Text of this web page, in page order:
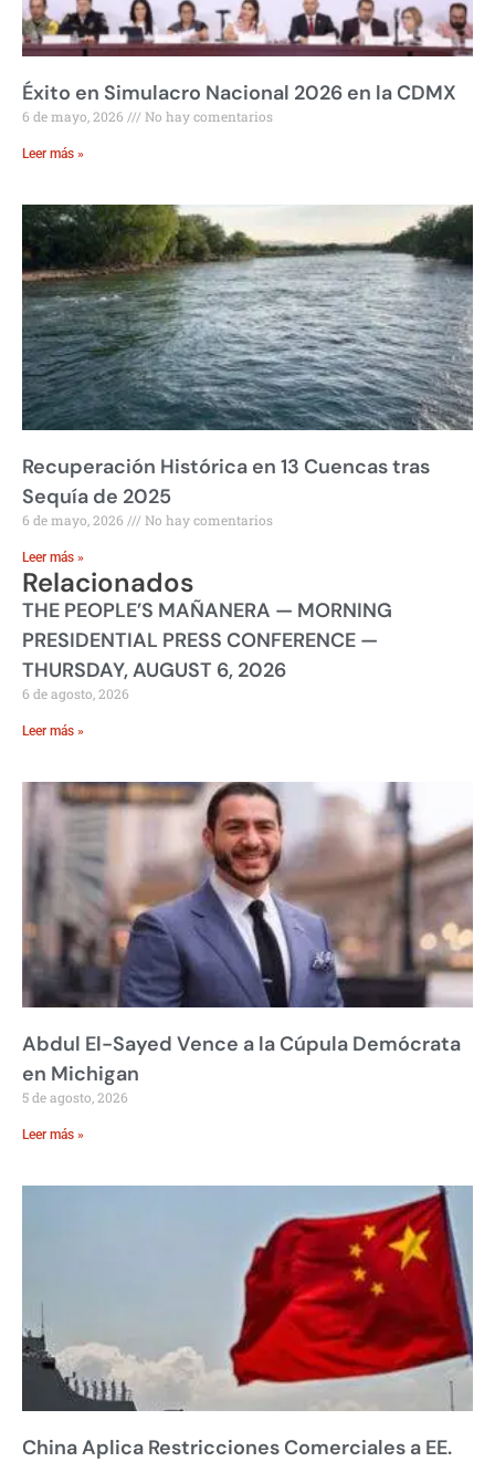
Éxito en Simulacro Nacional 2026 en la CDMX
6 de mayo, 2026 No hay comentarios
Leer más »
Recuperación Histórica en 13 Cuencas tras
Sequía de 2025
6 de mayo, 2026 No hay comentarios
Leer más »
Relacionados
THE PEOPLE’S MAÑANERA — MORNING
PRESIDENTIAL PRESS CONFERENCE —
THURSDAY, AUGUST 6, 2026
6 de agosto, 2026
Leer más »
Abdul El-Sayed Vence a la Cúpula Demócrata
en Michigan
5 de agosto, 2026
Leer más »
China Aplica Restricciones Comerciales a EE.